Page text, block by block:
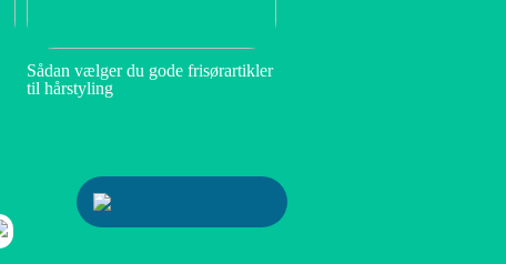
Sådan vælger du gode frisørartikler
til hårstyling